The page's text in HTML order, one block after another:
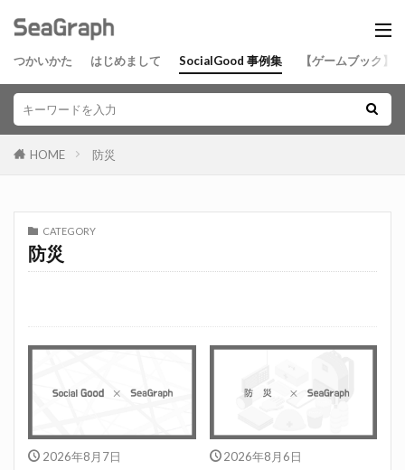
つかいかた はじめまして SocialGood 事例集 【ゲームブック】
HOME 防災
CATEGORY
防災
2026年8月7日 2026年8月6日